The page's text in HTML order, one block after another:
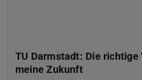
TU Darmstadt: Die richtige
meine Zukunft